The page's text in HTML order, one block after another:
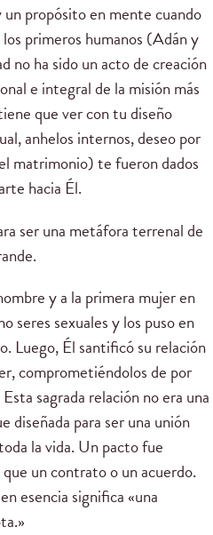
propósito en mente cuando
primeros humanos (Adán y
no ha sido un acto de creación
e integral de la misión más
que ver con tu diseño
anhelos internos, deseo por
matrimonio) te fueron dados
hacia Él.
ser una metáfora terrenal de
y a la primera mujer en
seres sexuales y los puso en
Luego, Él santificó su relación
comprometiéndolos de por
sagrada relación no era una
diseñada para ser una unión
la vida. Un pacto fue
un contrato o un acuerdo.
esencia significa «una